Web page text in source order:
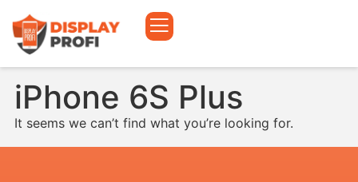
iPhone 6S Plus
It seems we can’t find what you’re looking for.